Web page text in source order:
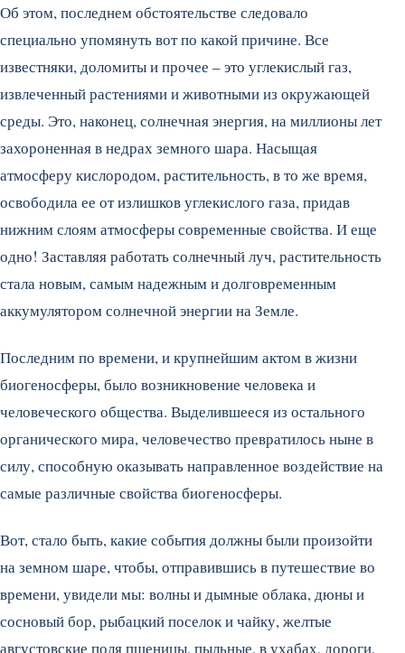
Об этом, последнем обстоятельстве следовало
специально упомянуть вот по какой причине. Все
известняки, доломиты и прочее – это углекислый газ,
извлеченный растениями и животными из окружающей
среды. Это, наконец, солнечная энергия, на миллионы лет
захороненная в недрах земного шара. Насыщая
атмосферу кислородом, растительность, в то же время,
освободила ее от излишков углекислого газа, придав
нижним слоям атмосферы современные свойства. И еще
одно! Заставляя работать солнечный луч, растительность
стала новым, самым надежным и долговременным
аккумулятором солнечной энергии на Земле.
Последним по времени, и крупнейшим актом в жизни
биогеносферы, было возникновение человека и
человеческого общества. Выделившееся из остального
органического мира, человечество превратилось ныне в
силу, способную оказывать направленное воздействие на
самые различные свойства биогеносферы.
Вот, стало быть, какие события должны были произойти
на земном шаре, чтобы, отправившись в путешествие во
времени, увидели мы: волны и дымные облака, дюны и
сосновый бор, рыбацкий поселок и чайку, желтые
августовские поля пшеницы, пыльные, в ухабах, дороги,